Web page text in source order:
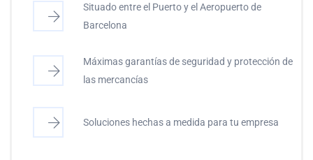
Situado entre el Puerto y el Aeropuerto de
Barcelona
Máximas garantías de seguridad y protección de
las mercancías
Soluciones hechas a medida para tu empresa